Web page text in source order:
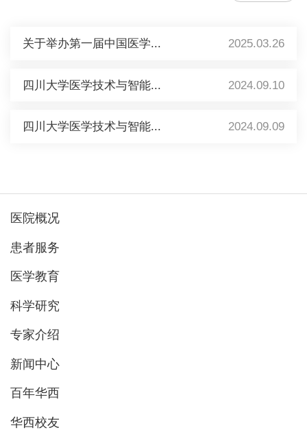
关于举办第一届中国医学... 2025.03.26
四川大学医学技术与智能... 2024.09.10
四川大学医学技术与智能... 2024.09.09
医院概况
患者服务
医学教育
科学研究
专家介绍
新闻中心
百年华西
华西校友